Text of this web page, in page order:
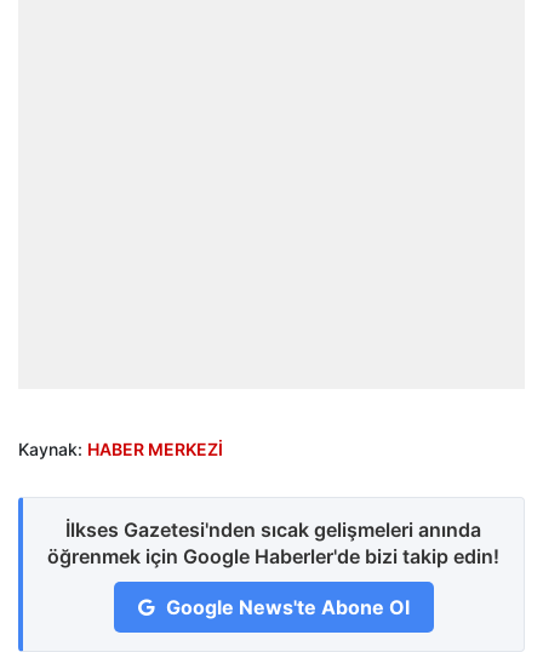
Kaynak: HABER MERKEZİ
İlkses Gazetesi'nden sıcak gelişmeleri anında
öğrenmek için Google Haberler'de bizi takip edin!
Google News'te Abone Ol